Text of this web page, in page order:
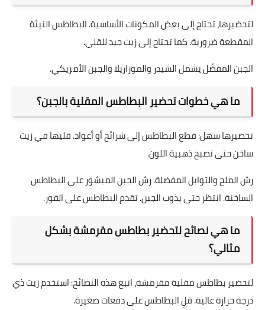
لتحضيرها، تحتاج إلى بعض المكونات الأساسية. البطاطس النيئة
المقطعة ضرورية. كما تحتاج إلى زيت جيد للقلي.
الجبن المفضّل يشمل الشيدر والموزاريلا والجبن الأمريكي.
ما هي خطوات تحضير البطاطس المقلية بالجبن؟
تحضيرها سهل: قطع البطاطس إلى شرائح أو أعواد. قليها في زيت
ساخن حتى تصبح ذهبية اللون.
رش الملح والتوابل المفضلة. رش الجبن المبشور على البطاطس
الساخنة. انتظر حتى يذوب الجبن. تقدم البطاطس على الفور.
ما هي نصائح لتحضير بطاطس مقرمشة بشكل
مثالي؟
لتحضير بطاطس مقلية مقرمشة، اتبع هذه النصائح: استخدم زيت ذي
درجة حرارة عالية. قلِ البطاطس على دفعات صغيرة.